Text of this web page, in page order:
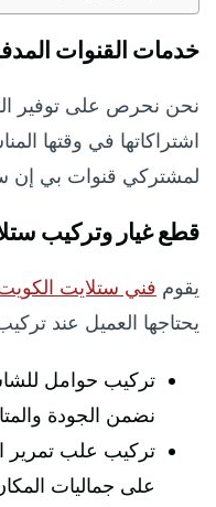
خدمات القنوات
نحن نحرص على توفير
اشتراكاتها في وقتها
لمشتركي قنوات بي إن
قطع غيار وتركيب
يقوم فني ستلايت
يحتاجها العميل عند
تركيب حوامل
نضمن الجودة
تركيب علب تمرير
على جماليات